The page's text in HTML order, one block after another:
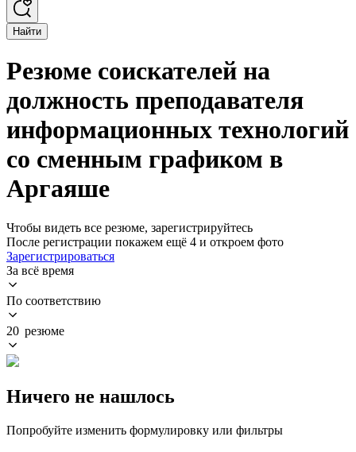
Найти
Резюме соискателей на
должность преподавателя
информационных технологий
со сменным графиком в
Аргаяше
Чтобы видеть все резюме, зарегистрируйтесь
После регистрации покажем ещё 4 и откроем фото
Зарегистрироваться
За всё время
По соответствию
20 резюме
Ничего не нашлось
Попробуйте изменить формулировку или фильтры